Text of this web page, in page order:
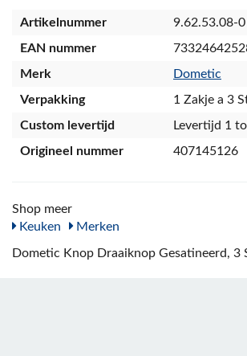
Artikelnummer
9.62.53.08-0
EAN nummer
Merk
Dometic
Verpakking
1 Zakje a 3
Custom levertijd
Levertijd 1
Origineel nummer
407145126
Shop meer
Keuken
Merken
Dometic Knop Draaiknop Gesatineerd, 3